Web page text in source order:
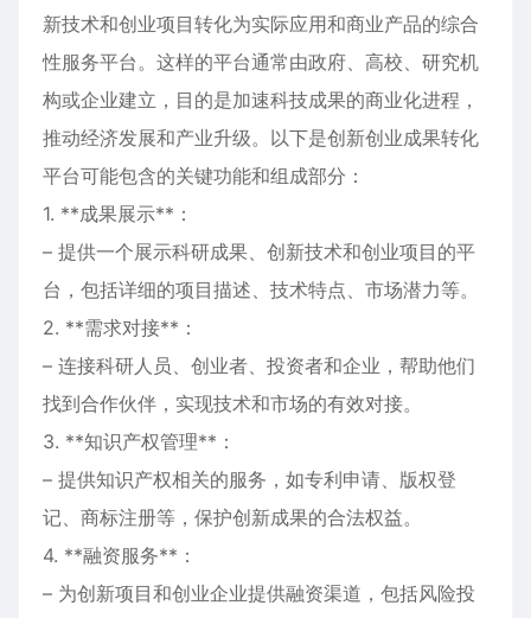
新技术和创业项目转化为实际应用和商业产品的综合
性服务平台。这样的平台通常由政府、高校、研究机
构或企业建立，目的是加速科技成果的商业化进程，
推动经济发展和产业升级。以下是创新创业成果转化
平台可能包含的关键功能和组成部分：
1. **成果展示**：
– 提供一个展示科研成果、创新技术和创业项目的平
台，包括详细的项目描述、技术特点、市场潜力等。
2. **需求对接**：
– 连接科研人员、创业者、投资者和企业，帮助他们
找到合作伙伴，实现技术和市场的有效对接。
3. **知识产权管理**：
– 提供知识产权相关的服务，如专利申请、版权登
记、商标注册等，保护创新成果的合法权益。
4. **融资服务**：
– 为创新项目和创业企业提供融资渠道，包括风险投